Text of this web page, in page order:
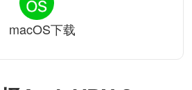
macOS下载